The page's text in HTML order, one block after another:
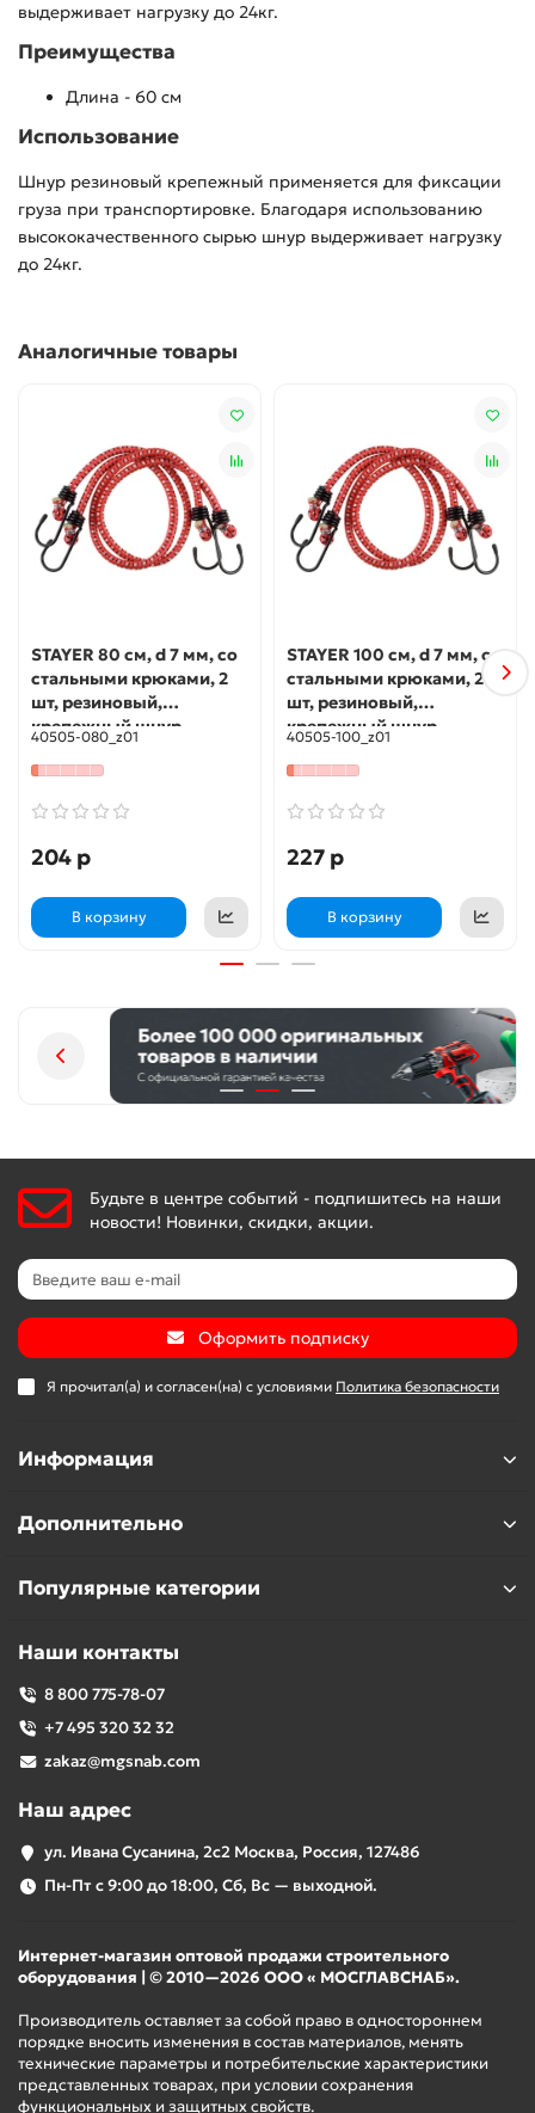
выдерживает нагрузку до 24кг.
Преимущества
Длина - 60 см
Использование
Шнур резиновый крепежный применяется для фиксации
груза при транспортировке. Благодаря использованию
высококачественного сырью шнур выдерживает нагрузку
до 24кг.
Аналогичные товары
STAYER 80 см, d 7 мм, со
стальными крюками, 2
шт, резиновый,
крепежный шнур
(40505-080)
40505-080_z01
204 р
В корзину
STAYER 100 см, d 7 мм, со
стальными крюками, 2
шт, резиновый,
крепежный шнур
(40505-100)
40505-100_z01
227 р
В корзину
Будьте в центре событий - подпишитесь на наши
новости! Новинки, скидки, акции.
Оформить подписку
Я прочитал(а) и согласен(на) с условиями Политика безопасности
Информация
Дополнительно
Популярные категории
Наши контакты
8 800 775-78-07
+7 495 320 32 32
zakaz@mgsnab.com
Наш адрес
ул. Ивана Сусанина, 2с2 Москва, Россия, 127486
Пн-Пт с 9:00 до 18:00, Сб, Вс — выходной.
Интернет-магазин оптовой продажи строительного
оборудования | © 2010—2026 ООО « МОСГЛАВСНАБ».
Производитель оставляет за собой право в одностороннем
порядке вносить изменения в состав материалов, менять
технические параметры и потребительские характеристики
представленных товарах, при условии сохранения
функциональных и защитных свойств.